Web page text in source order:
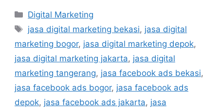
Digital Marketing
jasa digital marketing bekasi, jasa digital
marketing bogor, jasa digital marketing depok,
jasa digital marketing jakarta, jasa digital
marketing tangerang, jasa facebook ads bekasi,
jasa facebook ads bogor, jasa facebook ads
depok, jasa facebook ads jakarta, jasa